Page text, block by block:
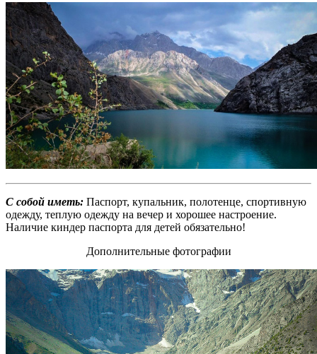
С собой иметь: Паспорт, купальник, полотенце, спортивную
одежду, теплую одежду на вечер и хорошее настроение.
Наличие киндер паспорта для детей обязательно!
Дополнительные фотографии